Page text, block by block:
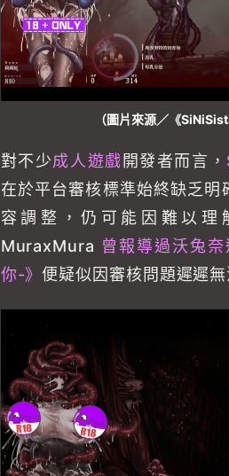
（圖片來源／《
對不少成人遊戲 開發者而言，
在於平台審核標準始終缺乏明
容調整，仍可能因難以理
MuraxMura 曾報導過沃兔
你-》便疑似因審核問題遲遲